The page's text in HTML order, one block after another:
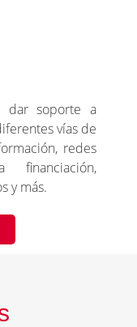
dar soporte a
vías de
redes
y más.